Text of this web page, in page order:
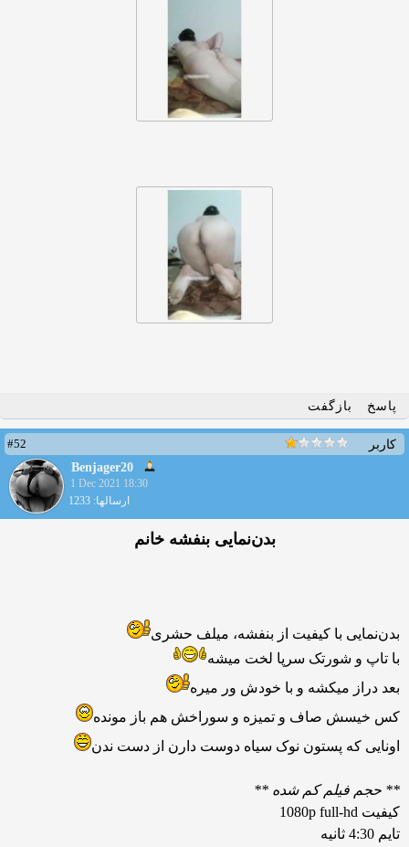
پاسخ بازگفت
کاربر
#52
Benjager20
1 Dec 2021 18:30
ارسالها: 1233
بدن‌نمایی بنفشه خانم
بدن‌نمایی با کیفیت از بنفشه، میلف حشری
با تاپ و شورتک سرپا لخت میشه
بعد دراز میکشه و با خودش ور میره
کس خیسش صاف و تمیزه و سوراخش هم باز مونده
اونایی که پستون نوک سیاه دوست دارن از دست ندن
** حجم فیلم کم شده **
کیفیت 1080p full-hd
تایم 4:30 ثانیه